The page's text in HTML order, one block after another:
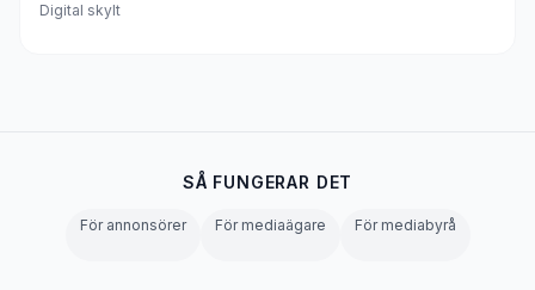
Digital skylt
SÅ FUNGERAR DET
För annonsörer För mediaägare För mediabyrå